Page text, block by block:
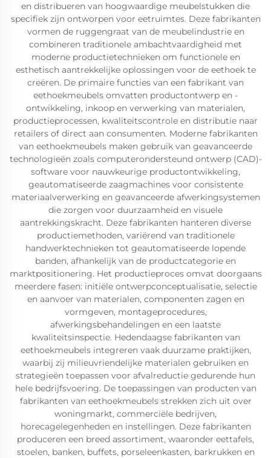
en distribueren van hoogwaardige meubelstukken die
specifiek zijn ontworpen voor eetruimtes. Deze fabrikanten
vormen de ruggengraat van de meubelindustrie en
combineren traditionele ambachtvaardigheid met
moderne productietechnieken om functionele en
esthetisch aantrekkelijke oplossingen voor de eethoek te
creëren. De primaire functies van een fabrikant van
eethoekmeubels omvatten productontwerp en -
ontwikkeling, inkoop en verwerking van materialen,
productieprocessen, kwaliteitscontrole en distributie naar
retailers of direct aan consumenten. Moderne fabrikanten
van eethoekmeubels maken gebruik van geavanceerde
technologieën zoals computerondersteund ontwerp (CAD)-
software voor nauwkeurige productontwikkeling,
geautomatiseerde zaagmachines voor consistente
materiaalverwerking en geavanceerde afwerkingsystemen
die zorgen voor duurzaamheid en visuele
aantrekkingskracht. Deze fabrikanten hanteren diverse
productiemethoden, variërend van traditionele
handwerktechnieken tot geautomatiseerde lopende
banden, afhankelijk van de productcategorie en
marktpositionering. Het productieproces omvat doorgaans
meerdere fasen: initiële ontwerpconceptualisatie, selectie
en aanvoer van materialen, componenten zagen en
vormgeven, montageprocedures,
afwerkingsbehandelingen en een laatste
kwaliteitsinspectie. Hedendaagse fabrikanten van
eethoekmeubels integreren vaak duurzame praktijken,
waarbij zij milieuvriendelijke materialen gebruiken en
strategieën toepassen voor afvalreductie gedurende hun
hele bedrijfsvoering. De toepassingen van producten van
fabrikanten van eethoekmeubels strekken zich uit over
woningmarkt, commerciële bedrijven,
horecagelegenheden en instellingen. Deze fabrikanten
produceren een breed assortiment, waaronder eettafels,
stoelen, banken, buffets, porseleenkasten, barkrukken en